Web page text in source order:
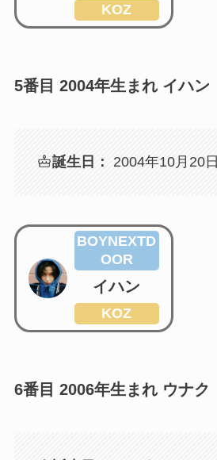
KOZ
5番目 2004年生まれ イハン
誕生日： 2004年10月20日
BOYNEXTD
OOR
イハン
KOZ
6番目 2006年生まれ ウナク